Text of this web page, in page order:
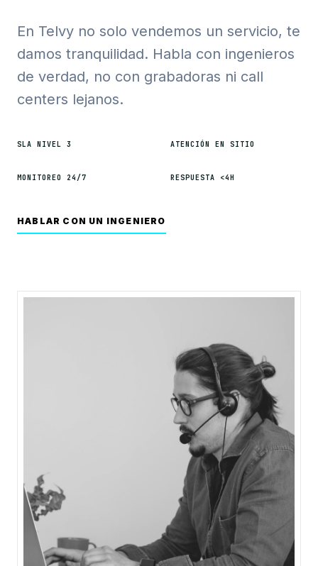
En Telvy no solo vendemos un servicio, te
damos tranquilidad. Habla con ingenieros
de verdad, no con grabadoras ni call
centers lejanos.
SLA NIVEL 3 ATENCIÓN EN SITIO
MONITOREO 24/7 RESPUESTA <4H
HABLAR CON UN INGENIERO